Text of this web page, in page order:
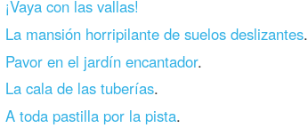
¡Vaya con las vallas!
La mansión horripilante de suelos deslizantes.
Pavor en el jardín encantador.
La cala de las tuberías.
A toda pastilla por la pista.